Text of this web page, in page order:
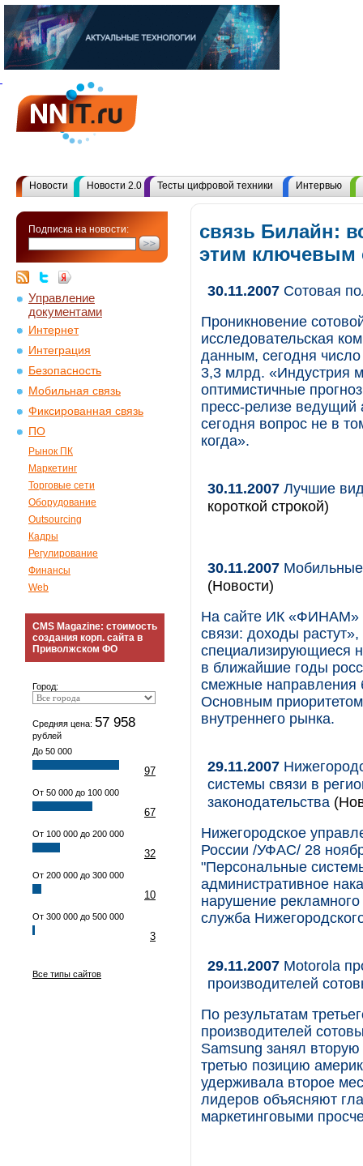
Новости Новости 2.0 Тесты цифровой техники Интервью
Подписка на новости:
Управление
документами
Интернет
Интеграция
Безопасность
Мобильная связь
Фиксированная связь
ПО
Рынок ПК
Маркетинг
Торговые сети
Оборудование
Outsourcing
Кадры
Регулирование
Финансы
Web
CMS Magazine: стоимость
создания корп. сайта в
Приволжском ФО
Город:
Средняя цена: 57 958
рублей
До 50 000
97
От 50 000 до 100 000
67
От 100 000 до 200 000
32
От 200 000 до 300 000
10
От 300 000 до 500 000
3
Все типы сайтов
связь Билайн:
этим ключевым
30.11.2007 Сотовая
Проникновение
исследовательская
данным, сегодня число
3,3 млрд. «Индустрия
оптимистичные
пресс-релизе
сегодня вопрос не в
когда».
30.11.2007 Лучшие
короткой строкой)
30.11.2007 Мобильные
(Новости)
На сайте ИК «ФИНАМ»
связи: доходы
специализирующиеся
в ближайшие годы
смежные направления
Основным приоритетом
внутреннего рынка.
29.11.2007
системы связи в
законодательства
Нижегородское
России /УФАС/ 28
"Персональные
административное
нарушение
служба
29.11.2007 Motorola
производителей
По результатам
производителей
Samsung занял
третью позицию
удерживала второе
лидеров объясняют
маркетинговыми